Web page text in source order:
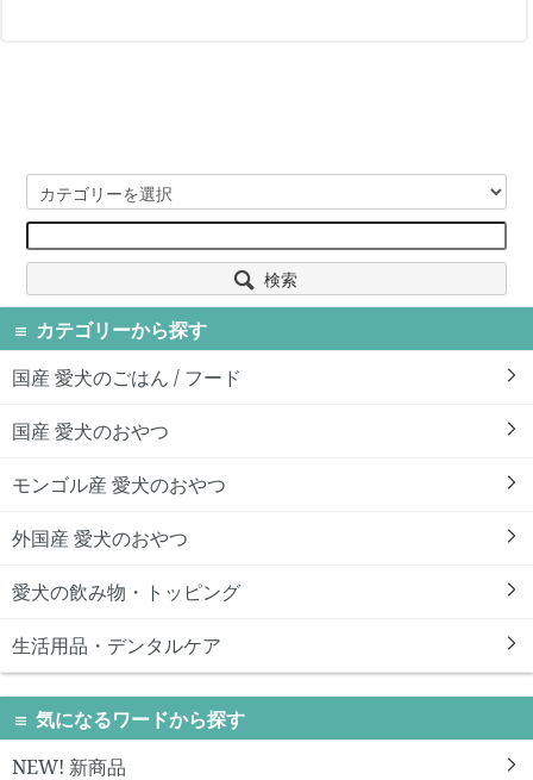
検索
カテゴリーから探す
国産 愛犬のごはん / フード
国産 愛犬のおやつ
モンゴル産 愛犬のおやつ
外国産 愛犬のおやつ
愛犬の飲み物・トッピング
生活用品・デンタルケア
気になるワードから探す
NEW! 新商品